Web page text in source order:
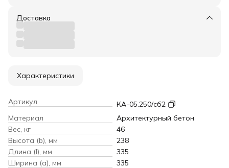
Доставка
Характеристики
Артикул
КА-05.250/сб2
Материал
Архитектурный бетон
Вес, кг
46
Высота (b), мм
238
Длина (l), мм
335
Ширина (a), мм
335